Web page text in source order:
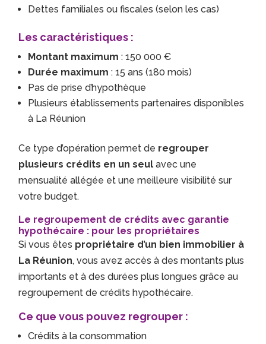
Dettes familiales ou fiscales (selon les cas)
Les caractéristiques :
Montant maximum : 150 000 €
Durée maximum : 15 ans (180 mois)
Pas de prise d’hypothèque
Plusieurs établissements partenaires disponibles
à La Réunion
Ce type d’opération permet de regrouper
plusieurs crédits en un seul avec une
mensualité allégée et une meilleure visibilité sur
votre budget.
Le regroupement de crédits avec garantie
hypothécaire : pour les propriétaires
Si vous êtes propriétaire d’un bien immobilier à
La Réunion, vous avez accès à des montants plus
importants et à des durées plus longues grâce au
regroupement de crédits hypothécaire.
Ce que vous pouvez regrouper :
Crédits à la consommation